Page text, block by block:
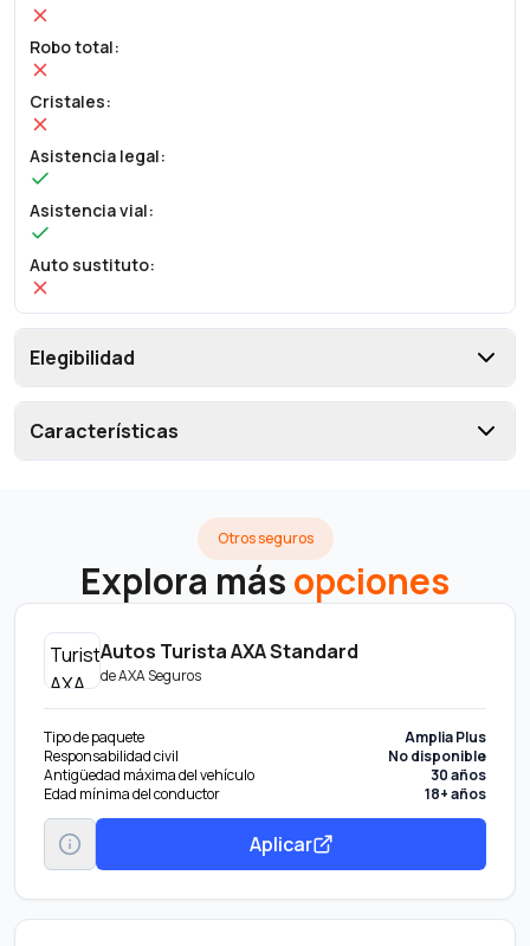
Robo total:
Cristales:
Asistencia legal:
Asistencia vial:
Auto sustituto:
Elegibilidad
Características
Otros seguros
Explora másopciones
Autos Turista AXA Standard
deAXA Seguros
Tipo de paquete
Amplia Plus
Responsabilidad civil
No disponible
Antigüedad máxima del vehículo
30 años
Edad mínima del conductor
18+ años
Aplicar